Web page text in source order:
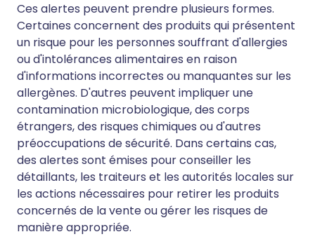
Ces alertes peuvent prendre plusieurs formes.
Certaines concernent des produits qui présentent
un risque pour les personnes souffrant d'allergies
ou d'intolérances alimentaires en raison
d'informations incorrectes ou manquantes sur les
allergènes. D'autres peuvent impliquer une
contamination microbiologique, des corps
étrangers, des risques chimiques ou d'autres
préoccupations de sécurité. Dans certains cas,
des alertes sont émises pour conseiller les
détaillants, les traiteurs et les autorités locales sur
les actions nécessaires pour retirer les produits
concernés de la vente ou gérer les risques de
manière appropriée.